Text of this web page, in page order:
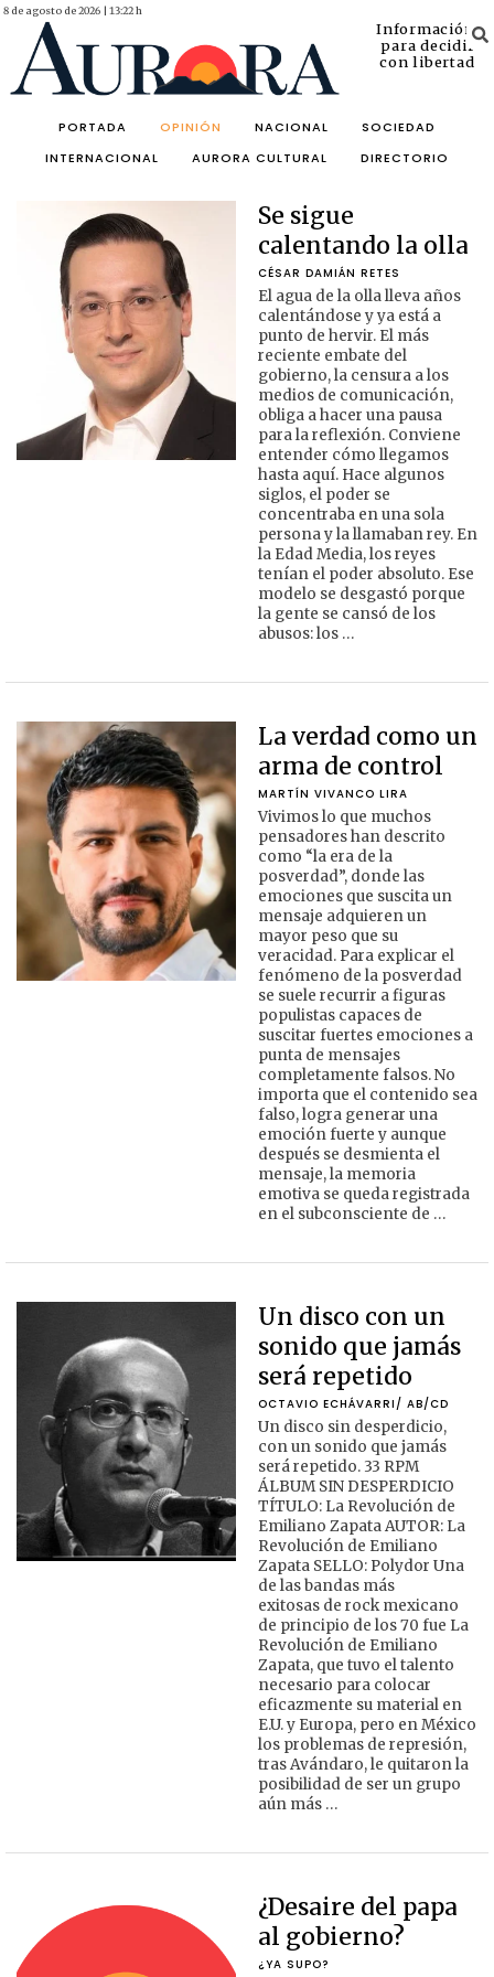
8 de agosto de 2026 | 13:22 h
Información
para decidir
con libertad
PORTADA OPINIÓN NACIONAL
SOCIEDAD
INTERNACIONAL
AURORA CULTURAL DIRECTORIO
Se sigue
calentando la olla
CÉSAR DAMIÁN RETES
El agua de la olla lleva años
calentándose y ya está a
punto de hervir. El más
reciente embate del
gobierno, la censura a los
medios de comunicación,
obliga a hacer una pausa
para la reflexión. Conviene
entender cómo llegamos
hasta aquí. Hace algunos
siglos, el poder se
concentraba en una sola
persona y la llamaban rey. En
la Edad Media, los reyes
tenían el poder absoluto. Ese
modelo se desgastó porque
la gente se cansó de los
abusos: los …
La verdad como un
arma de control
MARTÍN VIVANCO LIRA
Vivimos lo que muchos
pensadores han descrito
como “la era de la
posverdad”, donde las
emociones que suscita un
mensaje adquieren un
mayor peso que su
veracidad. Para explicar el
fenómeno de la posverdad
se suele recurrir a figuras
populistas capaces de
suscitar fuertes emociones a
punta de mensajes
completamente falsos. No
importa que el contenido sea
falso, logra generar una
emoción fuerte y aunque
después se desmienta el
mensaje, la memoria
emotiva se queda registrada
en el subconsciente de …
Un disco con un
sonido que jamás
será repetido
OCTAVIO ECHÁVARRI/ AB/CD
Un disco sin desperdicio,
con un sonido que jamás
será repetido. 33 RPM
ÁLBUM SIN DESPERDICIO
TÍTULO: La Revolución de
Emiliano Zapata AUTOR: La
Revolución de Emiliano
Zapata SELLO: Polydor Una
de las bandas más
exitosas de rock mexicano
de principio de los 70 fue La
Revolución de Emiliano
Zapata, que tuvo el talento
necesario para colocar
eficazmente su material en
E.U. y Europa, pero en México
los problemas de represión,
tras Avándaro, le quitaron la
posibilidad de ser un grupo
aún más …
¿Desaire del papa
al gobierno?
¿YA SUPO?